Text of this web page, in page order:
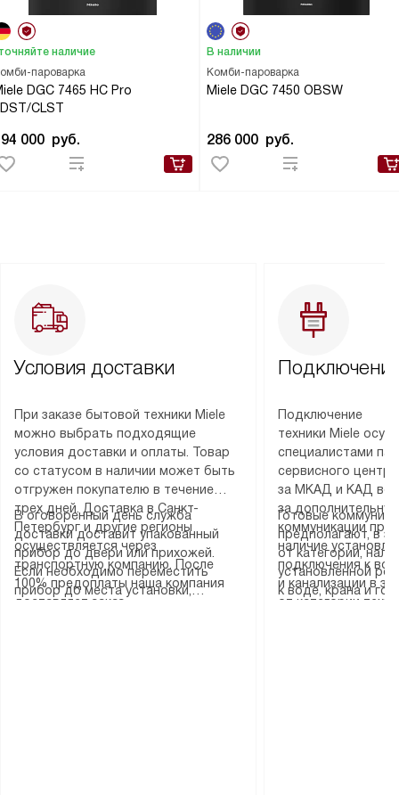
пароварка
DGC 7465 HC Pro
CLST
наличие
000 руб.
Комби-пароварка
Miele DGC 7450 OBSW
В наличии
286 000 руб.
Условия доставки
При заказе бытовой техники Miele
можно выбрать подходящие
условия доставки и оплаты. Товар
со статусом в наличии может быть
отгружен покупателю в течение
трех дней. Доставка в Санкт-
Петербург и другие регионы
осуществляется через
транспортную компанию. После
100% предоплаты наша компания
доставляет заказ
В оговоренный день служба
доставки доставит упакованный
прибор до двери или прихожей.
Если необходимо переместить
прибор до места установки,
Подключение
техники Miele
специалистами
сервисного
за МКАД и КАД
за
коммуникации
наличие
подключения к
и канализации в
от категории
Готовые
предполагают, в
от категории,
установленной
к воде, крана и